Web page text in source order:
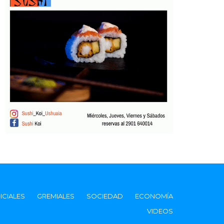
GREMIALES SOCIEDAD
ECONOMÍA
VIDEOS